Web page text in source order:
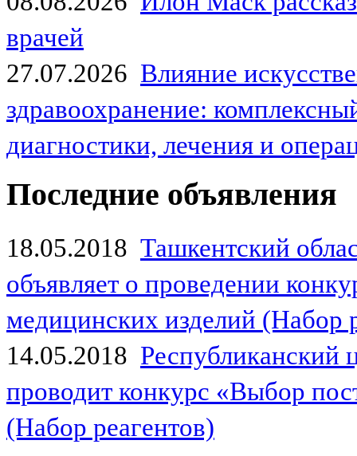
врачей
27.07.2026 Влияние
здравоохранение:
диагностики, лечения и
Последние объявления
18.05.2018 Ташкентский
объявляет о проведении
медицинских изделий (Набор
14.05.2018
проводит конкурс «Выбор
(Набор реагентов)